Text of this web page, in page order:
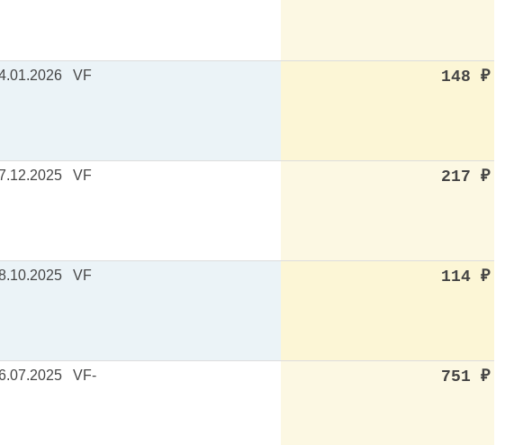
VF 148 ₽
VF 217 ₽
VF 114 ₽
VF- 751 ₽